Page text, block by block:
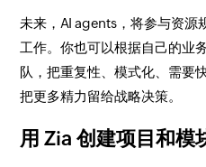
未来，AI agents，将参与资源
工作。你也可以根据自己的业
队，把重复性、模式化、需要
把更多精力留给战略决策。
用 Zia 创建项目和模